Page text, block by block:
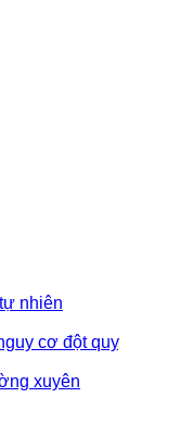
nhiên
cơ đột quỵ
xuyên